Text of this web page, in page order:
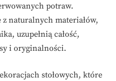
potraw.
z naturalnych materiałów,
uzupełnią całość,
i oryginalności.
stołowych, które